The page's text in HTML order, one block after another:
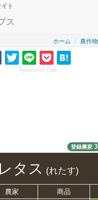
ト
ス
ホーム 農作物
Sponsored Link
登録農家3
レタス (れたす)
農家 商品